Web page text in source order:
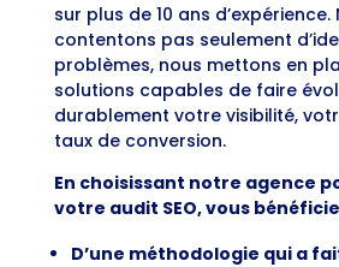
sur plus de 10 ans d’expérience.
contentons pas seulement
problèmes, nous mettons en
solutions capables de faire
durablement votre visibilité,
taux de conversion.
En choisissant notre agence
votre audit SEO, vous
D’une méthodologie qui a